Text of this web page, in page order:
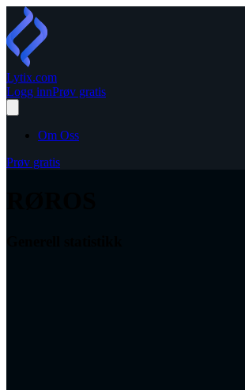
Lytix.com
Logg innPrøv gratis
Om Oss
Prøv gratis